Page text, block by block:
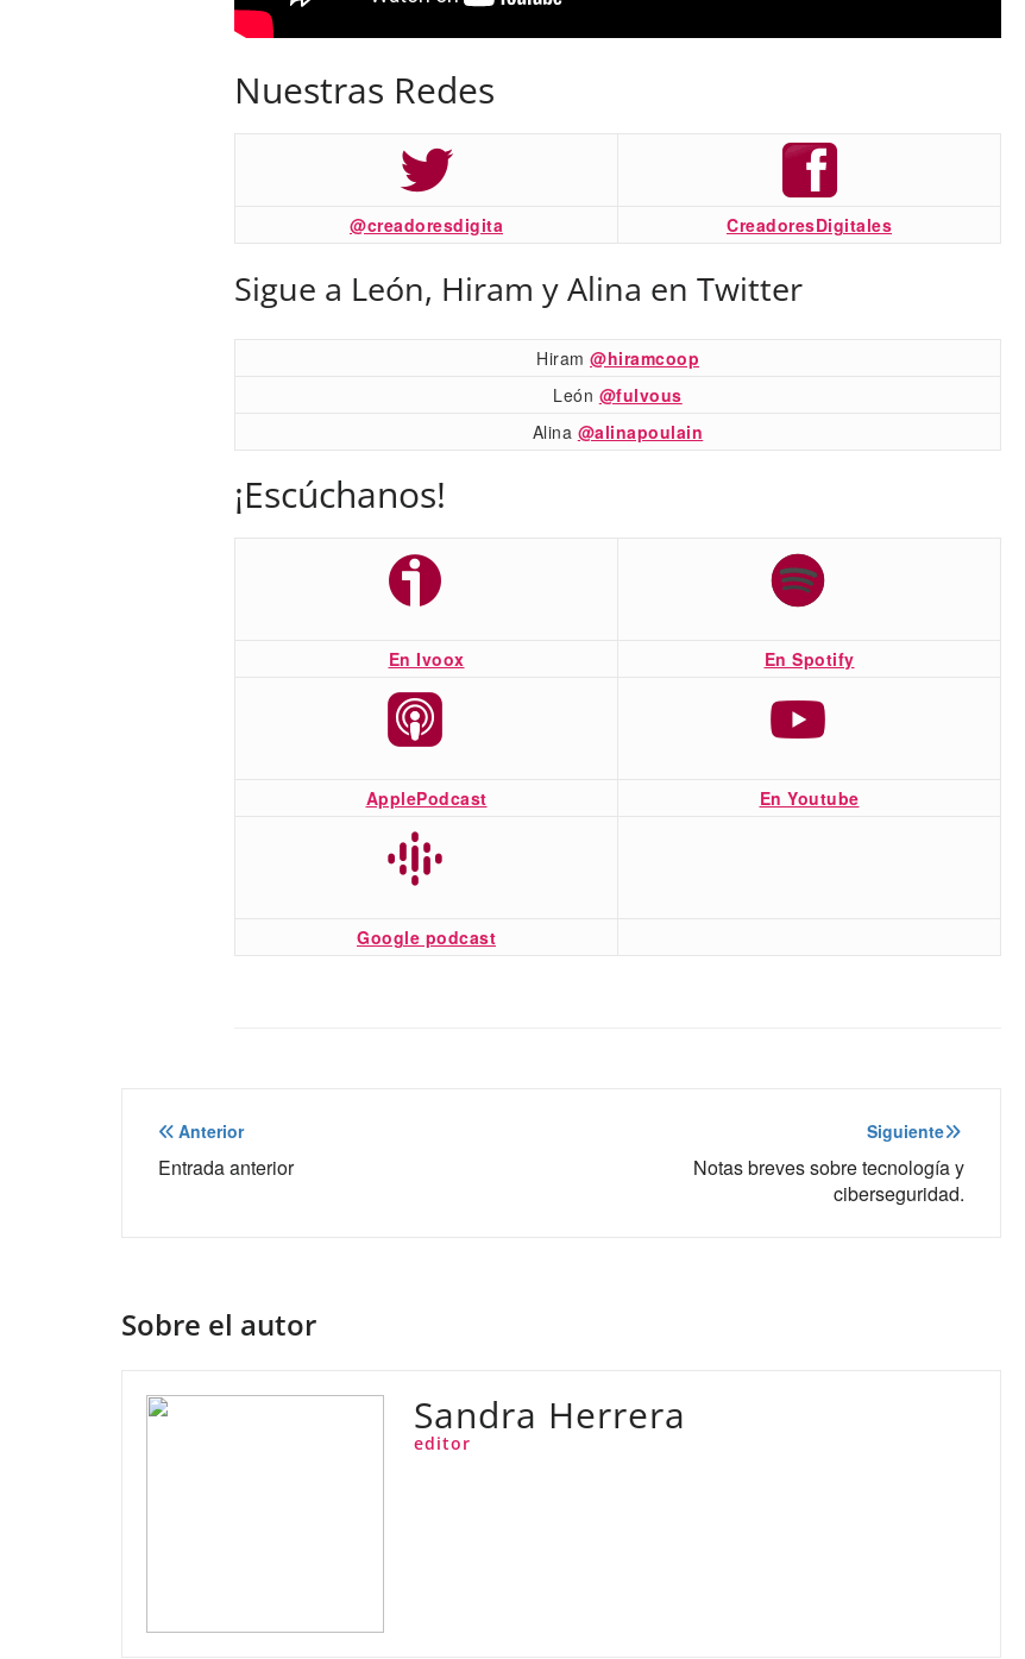
Nuestras Redes
@creadoresdigita CreadoresDigitales
Sigue a León, Hiram y Alina en Twitter
Hiram @hiramcoop
León @fulvous
Alina @alinapoulain
¡Escúchanos!
En Ivoox En Spotify
ApplePodcast En Youtube
Google podcast
Navegación
de
Anterior
Entrada anterior
Siguiente
Notas breves sobre tecnología y
ciberseguridad.
Sobre el autor
Sandra Herrera
editor